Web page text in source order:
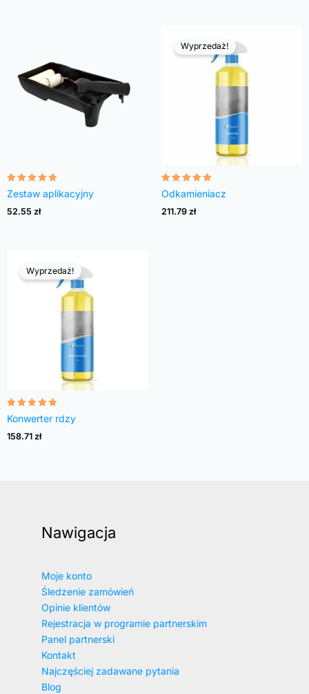
Oceniono
4.94
na 5
Zestaw aplikacyjny
52.55 zł
Wyprzedaż!
Oceniono
4.93
na 5
Odkamieniacz
211.79 zł
Wyprzedaż!
Oceniono
4.99
na 5
Konwerter rdzy
158.71 zł
Nawigacja
Moje konto
Śledzenie zamówień
Opinie klientów
Rejestracja w programie partnerskim
Panel partnerski
Kontakt
Najczęściej zadawane pytania
Blog